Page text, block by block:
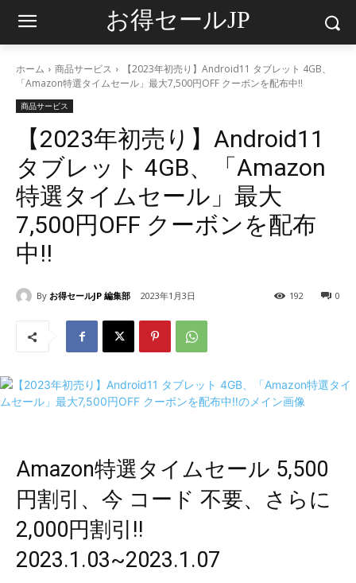
お得セールJP
ホーム 商品サービス
【2023年初売り】Android11 タブレット 4GB、
「Amazon特選タイムセール」最大7,500円OFF クーボンを配布中‼
商品サービス
【2023年初売り】Android11
タブレット 4GB、「Amazon
特選タイムセール」最大
7,500円OFF クーボンを配布
中‼
By お得セールJP 編集部 2023年1月3日 0
192
Amazon特選タイムセール 5,500
円割引、今 コード 不要、さらに
2,000円割引‼
2023.1.03~2023.1.07